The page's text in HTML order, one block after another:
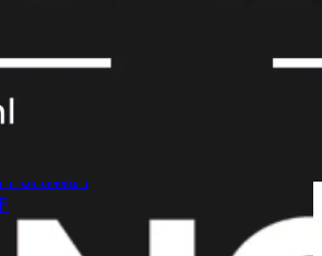
FortiWiFi
FortiWiFi
FortiWiFi